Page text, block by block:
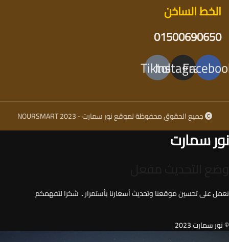
الخط الساخن
01500690650
Instagram
Tiktok
جميع الحقوق محفوظة لموقع نور سمارت - NOURSMART 2023
نور سمارت
نعمل على تحسين موقعنا وتحديث أسعارنا بأستمرار .. شكرا لتفهمكم
© نور سمارت 2023